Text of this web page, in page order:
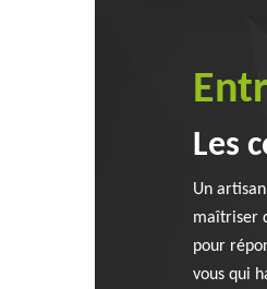
Les
Un
maîtriser
pour
vous qui